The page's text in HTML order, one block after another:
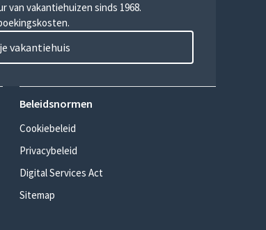
van vakantiehuizen sinds 1968.
vakantiehuis
Beleidsnormen
Cookiebeleid
Privacybeleid
Digital Services Act
Sitemap